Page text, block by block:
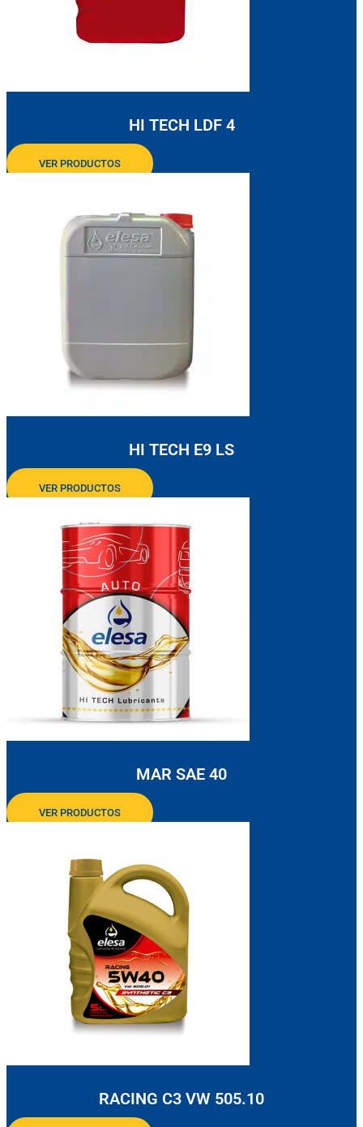
HI TECH LDF 4
VER PRODUCTOS
HI TECH E9 LS
VER PRODUCTOS
MAR SAE 40
VER PRODUCTOS
RACING C3 VW 505.10